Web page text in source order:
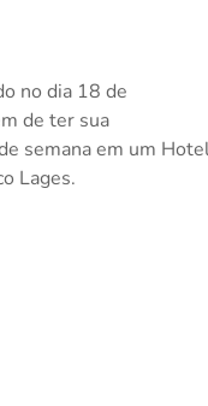
no dia 18 de
de ter sua
semana em um
Lages.